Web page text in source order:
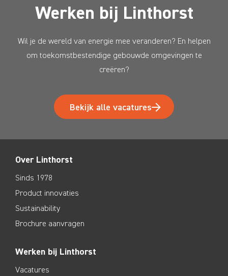
Werken bij Linthorst
Wil je de wereld van energie mee veranderen? En helpen
om toekomstbestendige gebouwde omgevingen te
creëren?
Bekijk alle vacatures
Over Linthorst
Sinds 1978
Product innovaties
Sustainability
Brochure aanvragen
Werken bij Linthorst
Vacatures